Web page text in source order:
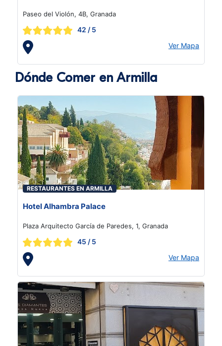
Paseo del Violón, 4B, Granada
42 / 5
Ver Mapa
Dónde Comer en Armilla
RESTAURANTES EN ARMILLA
Hotel Alhambra Palace
Plaza Arquitecto García de Paredes, 1, Granada
45 / 5
Ver Mapa